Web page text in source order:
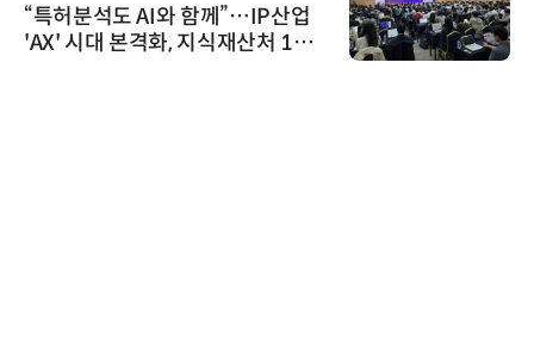
“특허분석도 AI와 함께”…IP산업
'AX' 시대 본격화, 지식재산처 1호